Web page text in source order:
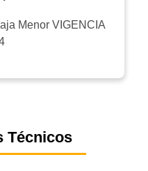
Menor VIGENCIA
Técnicos